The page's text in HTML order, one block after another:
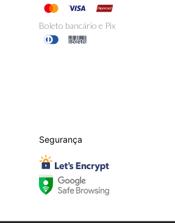
Boleto bancário e Pix
Segurança